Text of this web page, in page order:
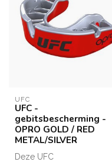
UFC
UFC -
gebitsbescherming -
OPRO GOLD / RED
METAL/SILVER
Deze UFC